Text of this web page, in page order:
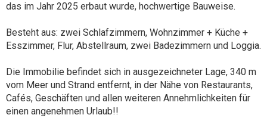
das im Jahr 2025 erbaut wurde, hochwertige Bauweise.
Besteht aus: zwei Schlafzimmern, Wohnzimmer + Küche +
Esszimmer, Flur, Abstellraum, zwei Badezimmern und Loggia.
Die Immobilie befindet sich in ausgezeichneter Lage, 340 m
vom Meer und Strand entfernt, in der Nähe von Restaurants,
Cafés, Geschäften und allen weiteren Annehmlichkeiten für
einen angenehmen Urlaub!!